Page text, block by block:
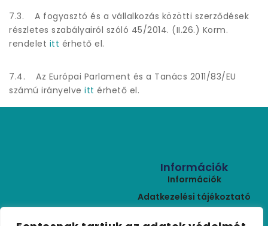
7.3. A fogyasztó és a vállalkozás közötti szerződések
részletes szabályairól szóló 45/2014. (II.26.) Korm.
rendelet itt érhető el.
7.4. Az Európai Parlament és a Tanács 2011/83/EU
számú irányelve itt érhető el.
Információk
Információk
Adatkezelési tájékoztató